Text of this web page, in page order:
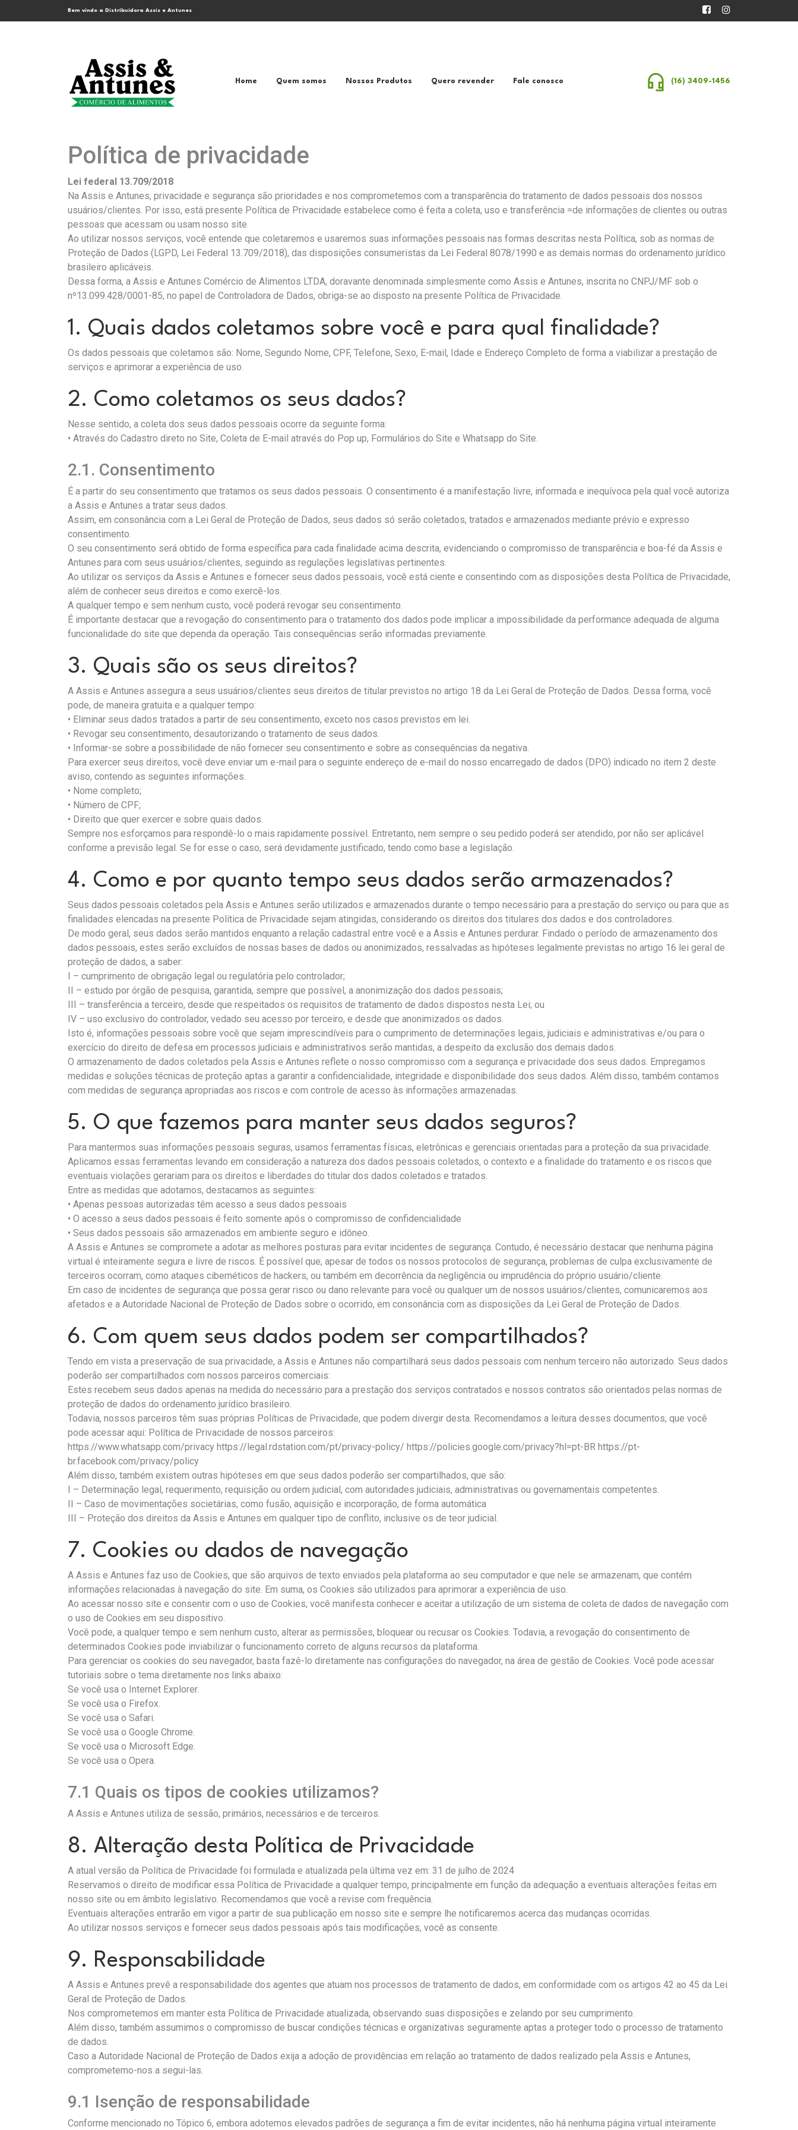
Bem vindo a Distribuidora Assis e Antunes
Home Quem somos Nossos Produtos Quero revender Fale conosco (16) 3409-1456
Política de privacidade
Lei federal 13.709/2018
Na Assis e Antunes, privacidade e segurança são prioridades e nos comprometemos com a transparência do tratamento de dados pessoais dos nossos
usuários/clientes. Por isso, está presente Política de Privacidade estabelece como é feita a coleta, uso e transferência =de informações de clientes ou outras
pessoas que acessam ou usam nosso site.
Ao utilizar nossos serviços, você entende que coletaremos e usaremos suas informações pessoais nas formas descritas nesta Política, sob as normas de
Proteção de Dados (LGPD, Lei Federal 13.709/2018), das disposições consumeristas da Lei Federal 8078/1990 e as demais normas do ordenamento jurídico
brasileiro aplicáveis.
Dessa forma, a Assis e Antunes Comércio de Alimentos LTDA, doravante denominada simplesmente como Assis e Antunes, inscrita no CNPJ/MF sob o
nº13.099.428/0001-85, no papel de Controladora de Dados, obriga-se ao disposto na presente Política de Privacidade.
1. Quais dados coletamos sobre você e para qual finalidade?
Os dados pessoais que coletamos são: Nome, Segundo Nome, CPF, Telefone, Sexo, E-mail, Idade e Endereço Completo de forma a viabilizar a prestação de
serviços e aprimorar a experiência de uso.
2. Como coletamos os seus dados?
Nesse sentido, a coleta dos seus dados pessoais ocorre da seguinte forma:
• Através do Cadastro direto no Site, Coleta de E-mail através do Pop up, Formulários do Site e Whatsapp do Site.
2.1. Consentimento
É a partir do seu consentimento que tratamos os seus dados pessoais. O consentimento é a manifestação livre, informada e inequívoca pela qual você autoriza
a Assis e Antunes a tratar seus dados.
Assim, em consonância com a Lei Geral de Proteção de Dados, seus dados só serão coletados, tratados e armazenados mediante prévio e expresso
consentimento.
O seu consentimento será obtido de forma específica para cada finalidade acima descrita, evidenciando o compromisso de transparência e boa-fé da Assis e
Antunes para com seus usuários/clientes, seguindo as regulações legislativas pertinentes.
Ao utilizar os serviços da Assis e Antunes e fornecer seus dados pessoais, você está ciente e consentindo com as disposições desta Política de Privacidade,
além de conhecer seus direitos e como exercê-los.
A qualquer tempo e sem nenhum custo, você poderá revogar seu consentimento.
É importante destacar que a revogação do consentimento para o tratamento dos dados pode implicar a impossibilidade da performance adequada de alguma
funcionalidade do site que dependa da operação. Tais consequências serão informadas previamente.
3. Quais são os seus direitos?
A Assis e Antunes assegura a seus usuários/clientes seus direitos de titular previstos no artigo 18 da Lei Geral de Proteção de Dados. Dessa forma, você
pode, de maneira gratuita e a qualquer tempo:
• Eliminar seus dados tratados a partir de seu consentimento, exceto nos casos previstos em lei.
• Revogar seu consentimento, desautorizando o tratamento de seus dados.
• Informar-se sobre a possibilidade de não fornecer seu consentimento e sobre as consequências da negativa.
Para exercer seus direitos, você deve enviar um e-mail para o seguinte endereço de e-mail do nosso encarregado de dados (DPO) indicado no item 2 deste
aviso, contendo as seguintes informações.
• Nome completo;
• Número de CPF;
• Direito que quer exercer e sobre quais dados.
Sempre nos esforçamos para respondê-lo o mais rapidamente possível. Entretanto, nem sempre o seu pedido poderá ser atendido, por não ser aplicável
conforme a previsão legal. Se for esse o caso, será devidamente justificado, tendo como base a legislação.
4. Como e por quanto tempo seus dados serão armazenados?
Seus dados pessoais coletados pela Assis e Antunes serão utilizados e armazenados durante o tempo necessário para a prestação do serviço ou para que as
finalidades elencadas na presente Política de Privacidade sejam atingidas, considerando os direitos dos titulares dos dados e dos controladores.
De modo geral, seus dados serão mantidos enquanto a relação cadastral entre você e a Assis e Antunes perdurar. Findado o período de armazenamento dos
dados pessoais, estes serão excluídos de nossas bases de dados ou anonimizados, ressalvadas as hipóteses legalmente previstas no artigo 16 lei geral de
proteção de dados, a saber:
I – cumprimento de obrigação legal ou regulatória pelo controlador;
II – estudo por órgão de pesquisa, garantida, sempre que possível, a anonimização dos dados pessoais;
III – transferência a terceiro, desde que respeitados os requisitos de tratamento de dados dispostos nesta Lei; ou
IV – uso exclusivo do controlador, vedado seu acesso por terceiro, e desde que anonimizados os dados.
Isto é, informações pessoais sobre você que sejam imprescindíveis para o cumprimento de determinações legais, judiciais e administrativas e/ou para o
exercício do direito de defesa em processos judiciais e administrativos serão mantidas, a despeito da exclusão dos demais dados.
O armazenamento de dados coletados pela Assis e Antunes reflete o nosso compromisso com a segurança e privacidade dos seus dados. Empregamos
medidas e soluções técnicas de proteção aptas a garantir a confidencialidade, integridade e disponibilidade dos seus dados. Além disso, também contamos
com medidas de segurança apropriadas aos riscos e com controle de acesso às informações armazenadas.
5. O que fazemos para manter seus dados seguros?
Para mantermos suas informações pessoais seguras, usamos ferramentas físicas, eletrônicas e gerenciais orientadas para a proteção da sua privacidade.
Aplicamos essas ferramentas levando em consideração a natureza dos dados pessoais coletados, o contexto e a finalidade do tratamento e os riscos que
eventuais violações gerariam para os direitos e liberdades do titular dos dados coletados e tratados.
Entre as medidas que adotamos, destacamos as seguintes:
• Apenas pessoas autorizadas têm acesso a seus dados pessoais
• O acesso a seus dados pessoais é feito somente após o compromisso de confidencialidade
• Seus dados pessoais são armazenados em ambiente seguro e idôneo.
A Assis e Antunes se compromete a adotar as melhores posturas para evitar incidentes de segurança. Contudo, é necessário destacar que nenhuma página
virtual é inteiramente segura e livre de riscos. É possível que, apesar de todos os nossos protocolos de segurança, problemas de culpa exclusivamente de
terceiros ocorram, como ataques cibernéticos de hackers, ou também em decorrência da negligência ou imprudência do próprio usuário/cliente.
Em caso de incidentes de segurança que possa gerar risco ou dano relevante para você ou qualquer um de nossos usuários/clientes, comunicaremos aos
afetados e a Autoridade Nacional de Proteção de Dados sobre o ocorrido, em consonância com as disposições da Lei Geral de Proteção de Dados.
6. Com quem seus dados podem ser compartilhados?
Tendo em vista a preservação de sua privacidade, a Assis e Antunes não compartilhará seus dados pessoais com nenhum terceiro não autorizado. Seus dados
poderão ser compartilhados com nossos parceiros comerciais:
Estes recebem seus dados apenas na medida do necessário para a prestação dos serviços contratados e nossos contratos são orientados pelas normas de
proteção de dados do ordenamento jurídico brasileiro.
Todavia, nossos parceiros têm suas próprias Políticas de Privacidade, que podem divergir desta. Recomendamos a leitura desses documentos, que você
pode acessar aqui: Política de Privacidade de nossos parceiros:
https://www.whatsapp.com/privacy https://legal.rdstation.com/pt/privacy-policy/ https://policies.google.com/privacy?hl=pt-BR https://pt-
br.facebook.com/privacy/policy
Além disso, também existem outras hipóteses em que seus dados poderão ser compartilhados, que são:
I – Determinação legal, requerimento, requisição ou ordem judicial, com autoridades judiciais, administrativas ou governamentais competentes.
II – Caso de movimentações societárias, como fusão, aquisição e incorporação, de forma automática
III – Proteção dos direitos da Assis e Antunes em qualquer tipo de conflito, inclusive os de teor judicial.
7. Cookies ou dados de navegação
A Assis e Antunes faz uso de Cookies, que são arquivos de texto enviados pela plataforma ao seu computador e que nele se armazenam, que contém
informações relacionadas à navegação do site. Em suma, os Cookies são utilizados para aprimorar a experiência de uso.
Ao acessar nosso site e consentir com o uso de Cookies, você manifesta conhecer e aceitar a utilização de um sistema de coleta de dados de navegação com
o uso de Cookies em seu dispositivo.
Você pode, a qualquer tempo e sem nenhum custo, alterar as permissões, bloquear ou recusar os Cookies. Todavia, a revogação do consentimento de
determinados Cookies pode inviabilizar o funcionamento correto de alguns recursos da plataforma.
Para gerenciar os cookies do seu navegador, basta fazê-lo diretamente nas configurações do navegador, na área de gestão de Cookies. Você pode acessar
tutoriais sobre o tema diretamente nos links abaixo:
Se você usa o Internet Explorer.
Se você usa o Firefox.
Se você usa o Safari.
Se você usa o Google Chrome.
Se você usa o Microsoft Edge.
Se você usa o Opera.
7.1 Quais os tipos de cookies utilizamos?
A Assis e Antunes utiliza de sessão, primários, necessários e de terceiros.
8. Alteração desta Política de Privacidade
A atual versão da Política de Privacidade foi formulada e atualizada pela última vez em: 31 de julho de 2024
Reservamos o direito de modificar essa Política de Privacidade a qualquer tempo, principalmente em função da adequação a eventuais alterações feitas em
nosso site ou em âmbito legislativo. Recomendamos que você a revise com frequência.
Eventuais alterações entrarão em vigor a partir de sua publicação em nosso site e sempre lhe notificaremos acerca das mudanças ocorridas.
Ao utilizar nossos serviços e fornecer seus dados pessoais após tais modificações, você as consente.
9. Responsabilidade
A Assis e Antunes prevê a responsabilidade dos agentes que atuam nos processos de tratamento de dados, em conformidade com os artigos 42 ao 45 da Lei
Geral de Proteção de Dados.
Nos comprometemos em manter esta Política de Privacidade atualizada, observando suas disposições e zelando por seu cumprimento.
Além disso, também assumimos o compromisso de buscar condições técnicas e organizativas seguramente aptas a proteger todo o processo de tratamento
de dados.
Caso a Autoridade Nacional de Proteção de Dados exija a adoção de providências em relação ao tratamento de dados realizado pela Assis e Antunes,
comprometemo-nos a segui-las.
9.1 Isenção de responsabilidade
Conforme mencionado no Tópico 6, embora adotemos elevados padrões de segurança a fim de evitar incidentes, não há nenhuma página virtual inteiramente